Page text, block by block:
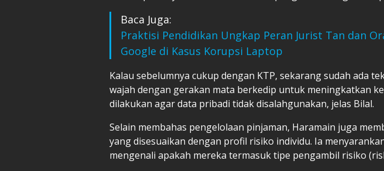
Baca Juga:
Praktisi Pendidikan Ungkap Peran Jurist Tan dan
Google di Kasus Korupsi Laptop
Kalau sebelumnya cukup dengan KTP, sekarang sudah ada
wajah dengan gerakan mata berkedip untuk meningkatkan
dilakukan agar data pribadi tidak disalahgunakan, jelas Bilal.
Selain membahas pengelolaan pinjaman, Haramain juga
yang disesuaikan dengan profil risiko individu. Ia
mengenali apakah mereka termasuk tipe pengambil risiko